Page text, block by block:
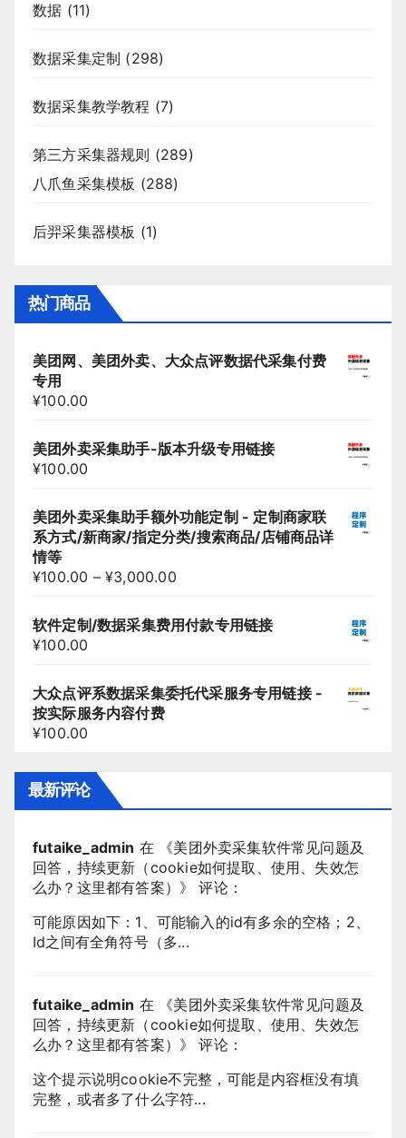
数据 (11)
数据采集定制 (298)
数据采集教学教程 (7)
第三方采集器规则 (289)
八爪鱼采集模板 (288)
后羿采集器模板 (1)
热门商品
美团网、美团外卖、大众点评数据代采集付费
专用
¥100.00
美团外卖采集助手-版本升级专用链接
¥100.00
美团外卖采集助手额外功能定制 - 定制商家联
系方式/新商家/指定分类/搜索商品/店铺商品详
情等
¥100.00 –¥3,000.00
软件定制/数据采集费用付款专用链接
¥100.00
大众点评系数据采集委托代采服务专用链接 -
按实际服务内容付费
¥100.00
最新评论
futaike_admin 在 《美团外卖采集软件常见问题及
回答，持续更新（cookie如何提取、使用、失效怎
么办？这里都有答案） 》 评论：
可能原因如下：1、可能输入的id有多余的空格；2、
Id之间有全角符号（多...
futaike_admin 在 《美团外卖采集软件常见问题及
回答，持续更新（cookie如何提取、使用、失效怎
么办？这里都有答案） 》 评论：
这个提示说明cookie不完整，可能是内容框没有填
完整，或者多了什么字符...